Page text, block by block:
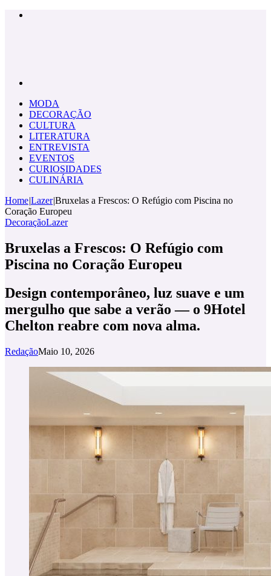
MODA
DECORAÇÃO
CULTURA
LITERATURA
ENTREVISTA
EVENTOS
CURIOSIDADES
CULINÁRIA
Home|Lazer|Bruxelas a Frescos: O Refúgio com Piscina no
Coração Europeu
DecoraçãoLazer
Bruxelas a Frescos: O Refúgio com
Piscina no Coração Europeu
Design contemporâneo, luz suave e um
mergulho que sabe a verão — o 9Hotel
Chelton reabre com nova alma.
RedaçãoMaio 10, 2026